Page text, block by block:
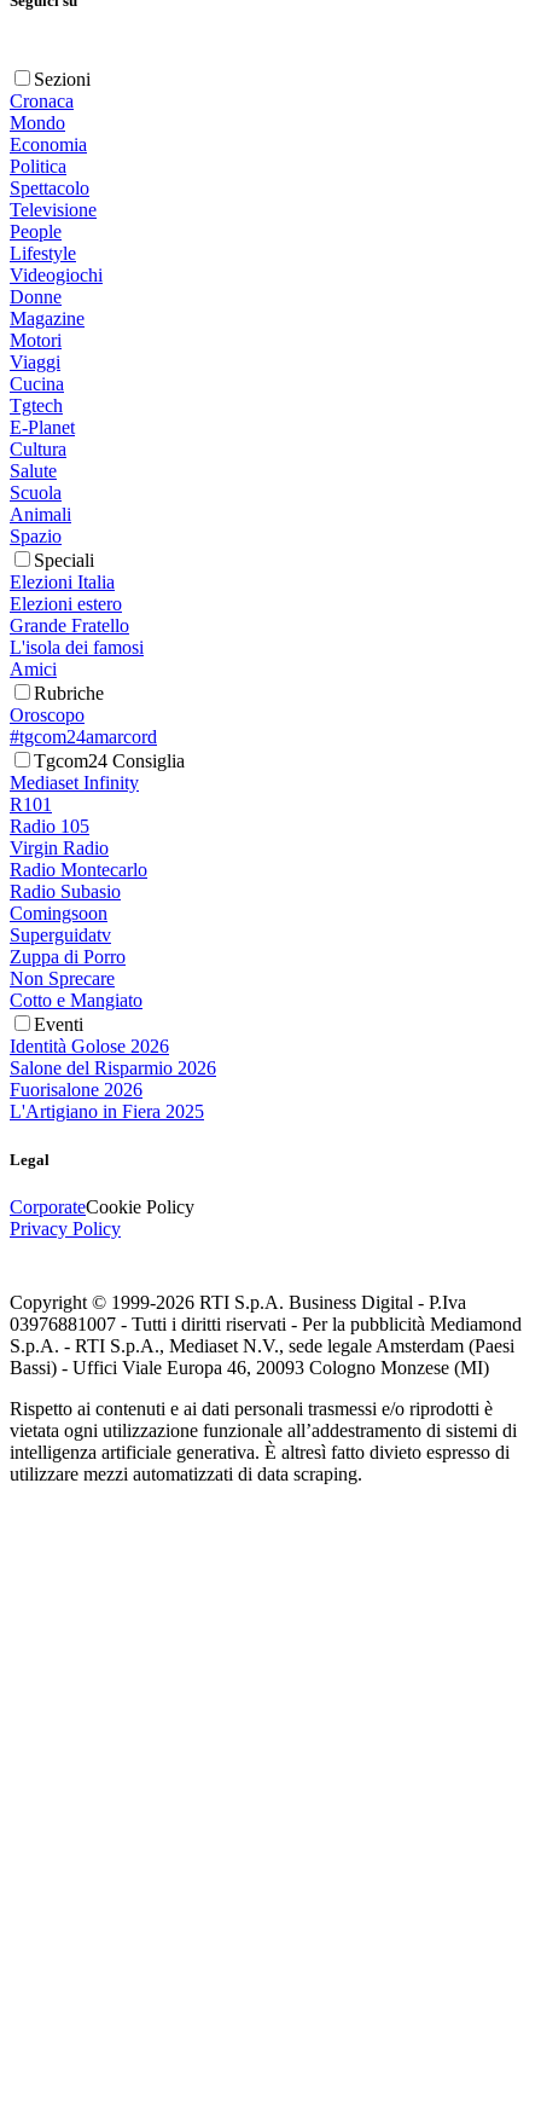
Sezioni
Cronaca
Mondo
Economia
Politica
Spettacolo
Televisione
People
Lifestyle
Videogiochi
Donne
Magazine
Motori
Viaggi
Cucina
Tgtech
E-Planet
Cultura
Salute
Scuola
Animali
Spazio
Speciali
Elezioni Italia
Elezioni estero
Grande Fratello
L'isola dei famosi
Amici
Rubriche
Oroscopo
#tgcom24amarcord
Tgcom24 Consiglia
Mediaset Infinity
R101
Radio 105
Virgin Radio
Radio Montecarlo
Radio Subasio
Comingsoon
Superguidatv
Zuppa di Porro
Non Sprecare
Cotto e Mangiato
Eventi
Identità Golose 2026
Salone del Risparmio 2026
Fuorisalone 2026
L'Artigiano in Fiera 2025
Legal
CorporateCookie Policy
Privacy Policy
Copyright © 1999-2026 RTI S.p.A. Business Digital - P.Iva
03976881007 - Tutti i diritti riservati - Per la pubblicità Mediamond
S.p.A. - RTI S.p.A., Mediaset N.V., sede legale Amsterdam (Paesi
Bassi) - Uffici Viale Europa 46, 20093 Cologno Monzese (MI)
Rispetto ai contenuti e ai dati personali trasmessi e/o riprodotti è
vietata ogni utilizzazione funzionale all’addestramento di sistemi di
intelligenza artificiale generativa. È altresì fatto divieto espresso di
utilizzare mezzi automatizzati di data scraping.